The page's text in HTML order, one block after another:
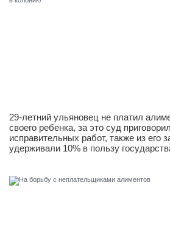
29-летний ульяновец не платил
своего ребенка, за это суд
исправительных работ, также из его
удерживали 10% в пользу